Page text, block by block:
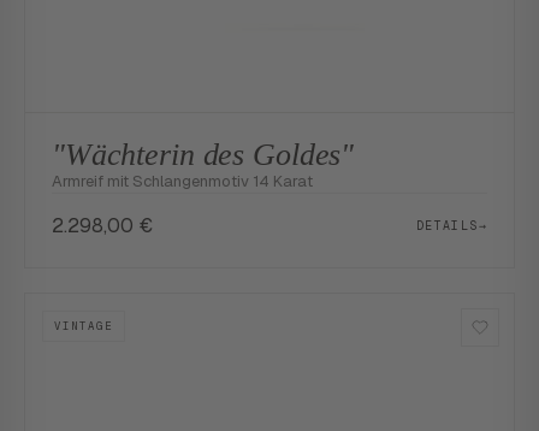
"Wächterin des Goldes"
Armreif mit Schlangenmotiv 14 Karat
2.298,00 € DETAILS→
VINTAGE